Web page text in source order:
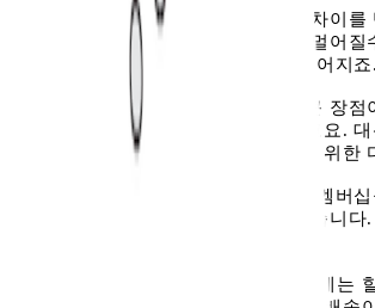
구분하는 이유는 결국 유동 인구의 차이
자연스럽게 사람이 몰리고, 반대로 멀어
이 차이는 그대로 매출의 차이로 이어지
한 입지에서 자유롭다는 점이 가장 큰 장
지 다른 플랫폼으로 이동할 수 있었고요.
었습니다. 그래서 트래픽을 확보하기 위한
것이 쿠팡이었습니다. 쿠팡은 와우 멤버
장 먼저 찾는 플랫폼으로 자리 잡았습니
만들어낸 셈입니다.
버십을 도입하기 시작했습니다. 초기에는